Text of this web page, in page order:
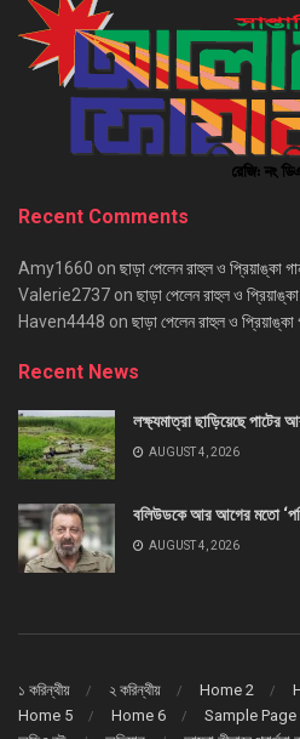
Recent Comments
Amy1660 on ছাড়া পেলেন রাহুল ও প্রিয়াঙ্কা
Valerie2737 on ছাড়া পেলেন রাহুল ও প্রিয়াঙ্কা
Haven4448 on ছাড়া পেলেন রাহুল ও প্রিয়াঙ্কা
Recent News
লক্ষ্যমাত্রা ছাড়িয়েছে পাটের
AUGUST 4, 2026
বলিউডকে আর আগের মতো
AUGUST 4, 2026
১ করিন্থীয় ২ করিন্থীয় Home 2
Home 5
Home 6 Sample Page